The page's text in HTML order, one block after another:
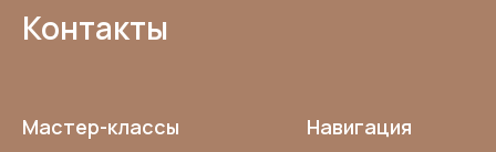
Контакты
Мастер-классы Навигация